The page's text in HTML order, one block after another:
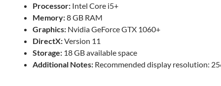
Processor: Intel Core i5+
Memory:8 GB RAM
Graphics: Nvidia GeForce GTX 1060+
DirectX:Version 11
Storage: 18 GB available space
Additional Notes: Recommended display resolution: